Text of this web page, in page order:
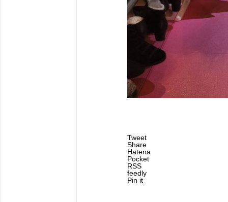
Tweet
Share
Hatena
Pocket
RSS
feedly
Pin it